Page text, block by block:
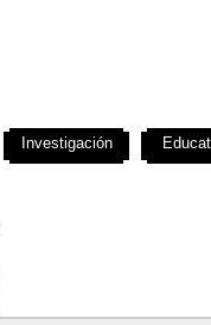
Investigación